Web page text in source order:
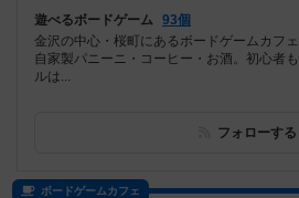
遊べるボードゲーム 93個
金沢の中心・桜町にあるボードゲームカフ
自家製パニーニ・コーヒー・お酒。初心者
ルは...
フォローする
ボードゲームカフェ